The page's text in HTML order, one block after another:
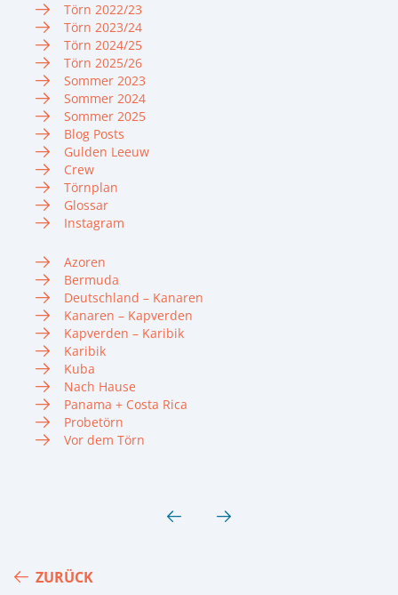
Törn 2022/23
Törn 2023/24
Törn 2024/25
Törn 2025/26
Sommer 2023
Sommer 2024
Sommer 2025
Blog Posts
Gulden Leeuw
Crew
Törnplan
Glossar
Instagram
Azoren
Bermuda
Deutschland – Kanaren
Kanaren – Kapverden
Kapverden – Karibik
Karibik
Kuba
Nach Hause
Panama + Costa Rica
Probetörn
Vor dem Törn
ZURÜCK